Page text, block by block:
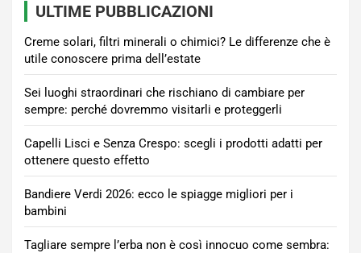
ULTIME PUBBLICAZIONI
Creme solari, filtri minerali o chimici? Le differenze che è
utile conoscere prima dell’estate
Sei luoghi straordinari che rischiano di cambiare per
sempre: perché dovremmo visitarli e proteggerli
Capelli Lisci e Senza Crespo: scegli i prodotti adatti per
ottenere questo effetto
Bandiere Verdi 2026: ecco le spiagge migliori per i
bambini
Tagliare sempre l’erba non è così innocuo come sembra: